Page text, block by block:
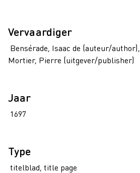
Vervaardiger
Bensérade, Isaac de (auteur/author),
Mortier, Pierre (uitgever/publisher)
Jaar
1697
Type
titelblad, title page